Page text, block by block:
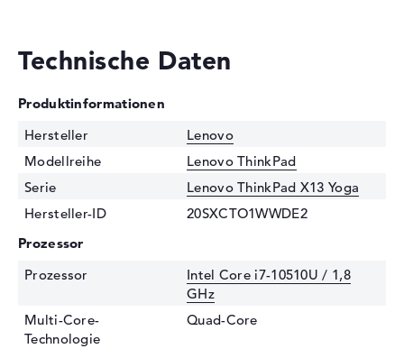
Technische Daten
Produktinformationen
Hersteller
Lenovo
Modellreihe
Lenovo ThinkPad
Serie
Lenovo ThinkPad X13 Yoga
Hersteller-ID
20SXCTO1WWDE2
Prozessor
Prozessor
Intel Core i7-10510U / 1,8
GHz
Multi-Core-
Technologie
Quad-Core